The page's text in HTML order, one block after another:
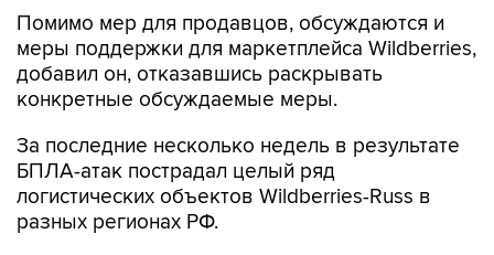
Помимо мер для продавцов, обсуждаются и
меры поддержки для маркетплейса Wildberries,
добавил он, отказавшись раскрывать
конкретные обсуждаемые меры.
За последние несколько недель в результате
БПЛА-атак пострадал целый ряд
логистических объектов Wildberries-Russ в
разных регионах РФ.